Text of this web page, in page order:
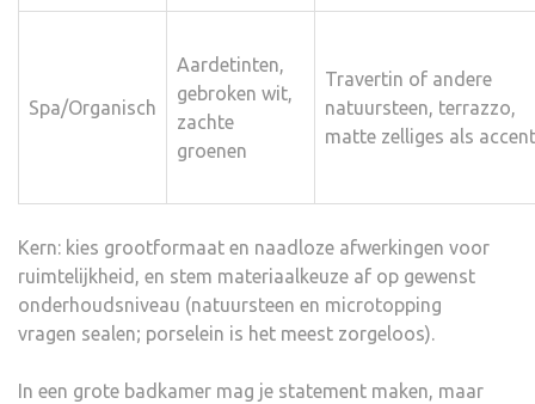
Spa/Organisch
Aardetinten,
gebroken wit,
zachte
groenen
Travertin of andere
natuursteen, terrazzo,
matte zelliges als accent
Kern: kies grootformaat en naadloze afwerkingen voor
ruimtelijkheid, en stem materiaalkeuze af op gewenst
onderhoudsniveau (natuursteen en microtopping
vragen sealen; porselein is het meest zorgeloos).
In een grote badkamer mag je statement maken, maar